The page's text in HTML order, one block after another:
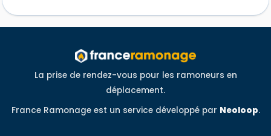
La prise de rendez-vous pour les ramoneurs en
déplacement.
France Ramonage est un service développé par Neoloop.